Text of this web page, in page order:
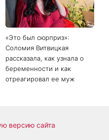
«Это был сюрприз»:
Соломия Витвицкая
рассказала, как узнала о
беременности и как
отреагировал ее муж
версию сайта